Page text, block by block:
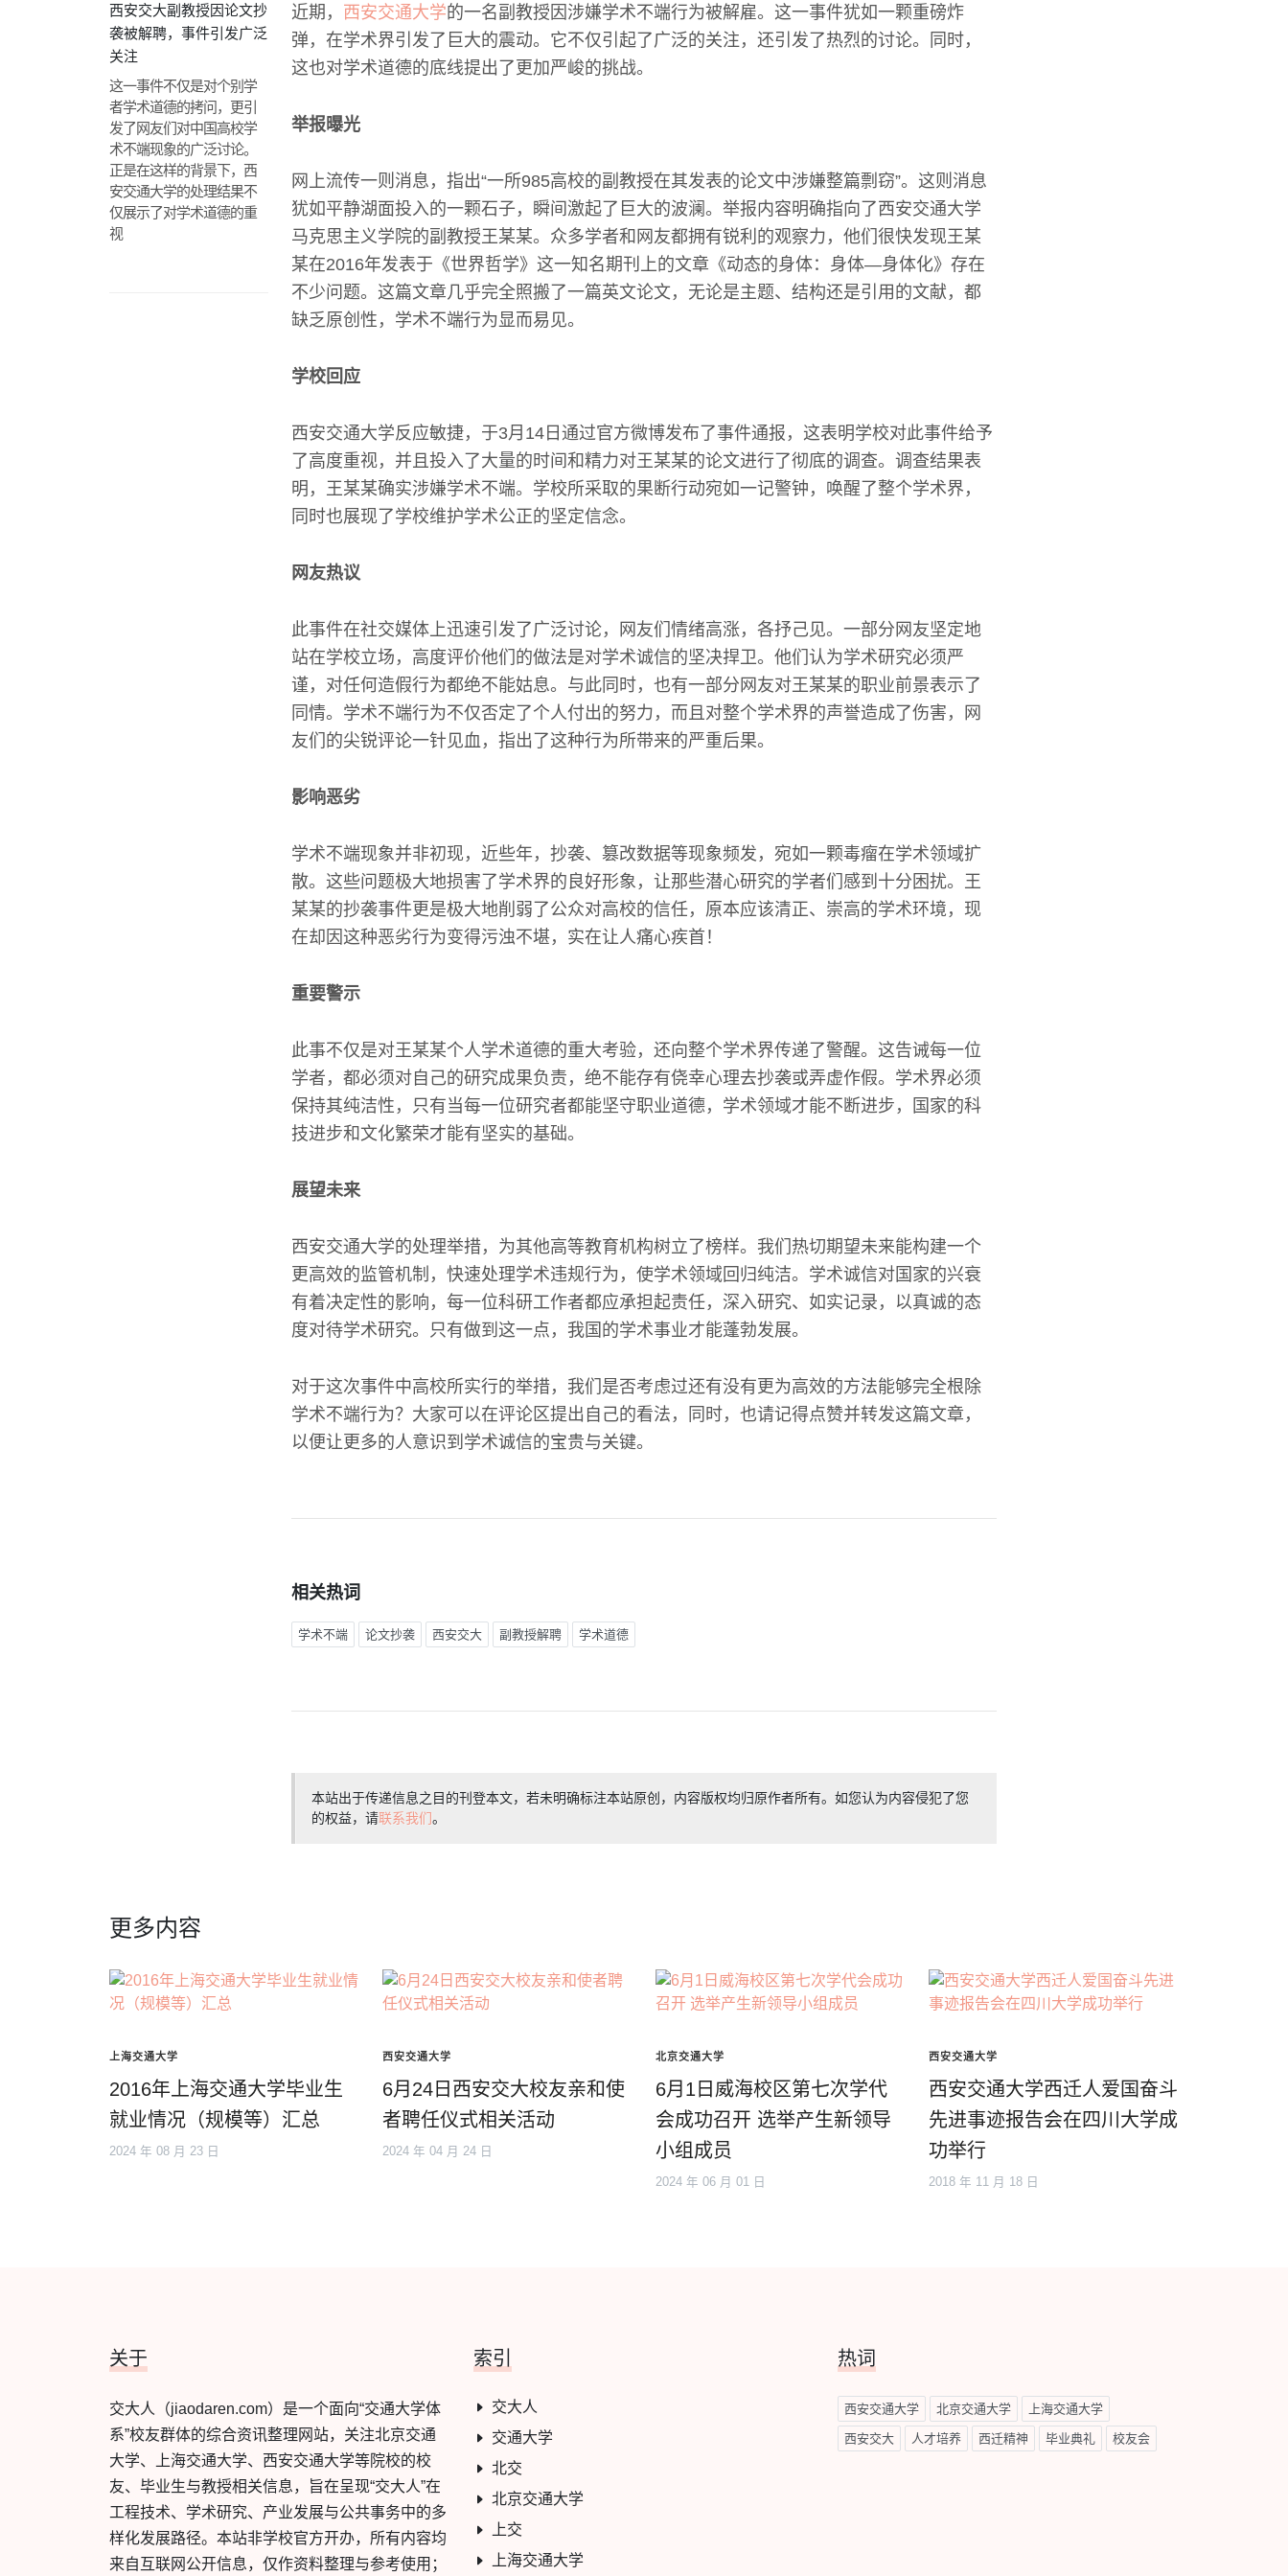
西安交大副教授因论文抄
袭被解聘，事件引发广泛
关注
这一事件不仅是对个别学
者学术道德的拷问，更引
发了网友们对中国高校学
术不端现象的广泛讨论。
正是在这样的背景下，西
安交通大学的处理结果不
仅展示了对学术道德的重
视
近期， 西安交通大学的一名副教授因涉嫌学术不端行为被解雇。这一事件犹如一颗重磅炸
弹，在学术界引发了巨大的震动。它不仅引起了广泛的关注，还引发了热烈的讨论。同时，
这也对学术道德的底线提出了更加严峻的挑战。
举报曝光
网上流传一则消息，指出“一所985高校的副教授在其发表的论文中涉嫌整篇剽窃”。这则消息
犹如平静湖面投入的一颗石子，瞬间激起了巨大的波澜。举报内容明确指向了西安交通大学
马克思主义学院的副教授王某某。众多学者和网友都拥有锐利的观察力，他们很快发现王某
某在2016年发表于《世界哲学》这一知名期刊上的文章《动态的身体：身体—身体化》存在
不少问题。这篇文章几乎完全照搬了一篇英文论文，无论是主题、结构还是引用的文献，都
缺乏原创性，学术不端行为显而易见。
学校回应
西安交通大学反应敏捷，于3月14日通过官方微博发布了事件通报，这表明学校对此事件给予
了高度重视，并且投入了大量的时间和精力对王某某的论文进行了彻底的调查。调查结果表
明，王某某确实涉嫌学术不端。学校所采取的果断行动宛如一记警钟，唤醒了整个学术界，
同时也展现了学校维护学术公正的坚定信念。
网友热议
此事件在社交媒体上迅速引发了广泛讨论，网友们情绪高涨，各抒己见。一部分网友坚定地
站在学校立场，高度评价他们的做法是对学术诚信的坚决捍卫。他们认为学术研究必须严
谨，对任何造假行为都绝不能姑息。与此同时，也有一部分网友对王某某的职业前景表示了
同情。学术不端行为不仅否定了个人付出的努力，而且对整个学术界的声誉造成了伤害，网
友们的尖锐评论一针见血，指出了这种行为所带来的严重后果。
影响恶劣
学术不端现象并非初现，近些年，抄袭、篡改数据等现象频发，宛如一颗毒瘤在学术领域扩
散。这些问题极大地损害了学术界的良好形象，让那些潜心研究的学者们感到十分困扰。王
某某的抄袭事件更是极大地削弱了公众对高校的信任，原本应该清正、崇高的学术环境，现
在却因这种恶劣行为变得污浊不堪，实在让人痛心疾首！
重要警示
此事不仅是对王某某个人学术道德的重大考验，还向整个学术界传递了警醒。这告诫每一位
学者，都必须对自己的研究成果负责，绝不能存有侥幸心理去抄袭或弄虚作假。学术界必须
保持其纯洁性，只有当每一位研究者都能坚守职业道德，学术领域才能不断进步，国家的科
技进步和文化繁荣才能有坚实的基础。
展望未来
西安交通大学的处理举措，为其他高等教育机构树立了榜样。我们热切期望未来能构建一个
更高效的监管机制，快速处理学术违规行为，使学术领域回归纯洁。学术诚信对国家的兴衰
有着决定性的影响，每一位科研工作者都应承担起责任，深入研究、如实记录，以真诚的态
度对待学术研究。只有做到这一点，我国的学术事业才能蓬勃发展。
对于这次事件中高校所实行的举措，我们是否考虑过还有没有更为高效的方法能够完全根除
学术不端行为？大家可以在评论区提出自己的看法，同时，也请记得点赞并转发这篇文章，
以便让更多的人意识到学术诚信的宝贵与关键。
相关热词
学术不端 论文抄袭 西安交大 副教授解聘 学术道德
本站出于传递信息之目的刊登本文，若未明确标注本站原创，内容版权均归原作者所有。如您认为内容侵犯了您
的权益，请联系我们。
更多内容
上海交通大学
2016年上海交通大学毕业生
就业情况（规模等）汇总
2024 年 08 月 23 日
西安交通大学
6月24日西安交大校友亲和使
者聘任仪式相关活动
2024 年 04 月 24 日
北京交通大学
6月1日威海校区第七次学代
会成功召开 选举产生新领导
小组成员
2024 年 06 月 01 日
西安交通大学
西安交通大学西迁人爱国奋斗
先进事迹报告会在四川大学成
功举行
2018 年 11 月 18 日
关于
交大人（jiaodaren.com）是一个面向“交通大学体
系”校友群体的综合资讯整理网站，关注北京交通
大学、上海交通大学、西安交通大学等院校的校
友、毕业生与教授相关信息，旨在呈现“交大人”在
工程技术、学术研究、产业发展与公共事务中的多
样化发展路径。本站非学校官方开办，所有内容均
来自互联网公开信息，仅作资料整理与参考使用；
索引
交大人
交通大学
北交
北京交通大学
上交
上海交通大学
热词
西安交通大学 北京交通大学 上海交通大学
西安交大 人才培养 西迁精神 毕业典礼 校友会